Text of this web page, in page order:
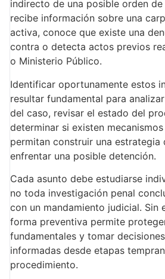
indirecto de una posible orden
recibe información sobre una
activa, conoce que existe una
contra o detecta actos previos
o Ministerio Público.
Identificar oportunamente estos
resultar fundamental para
del caso, revisar el estado del
determinar si existen
permitan construir una estrategia
enfrentar una posible detención.
Cada asunto debe estudiarse
no toda investigación penal
con un mandamiento judicial. Sin
forma preventiva permite
fundamentales y tomar
informadas desde etapas
procedimiento.